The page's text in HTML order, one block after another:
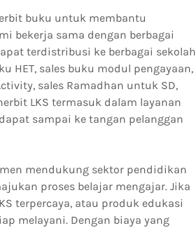
buku untuk membantu
bekerja sama dengan berbagai
terdistribusi ke berbagai sekolah
HET, sales buku modul pengayaan,
sales Ramadhan untuk SD,
LKS termasuk dalam layanan
sampai ke tangan pelanggan
mendukung sektor pendidikan
proses belajar mengajar. Jika
terpercaya, atau produk edukasi
melayani. Dengan biaya yang